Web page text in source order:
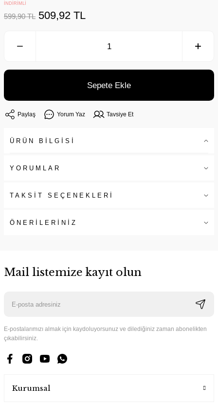
İNDİRİMLİ
599,90 TL 509,92 TL
Sepete Ekle
Paylaş Yorum Yaz Tavsiye Et
ÜRÜN BİLGİSİ
YORUMLAR
TAKSİT SEÇENEKLERİ
ÖNERİLERİNİZ
Mail listemize kayıt olun
E-postalarımızı almak için kaydoluyorsunuz ve dilediğiniz zaman abonelikten
çıkabilirsiniz.
Kurumsal